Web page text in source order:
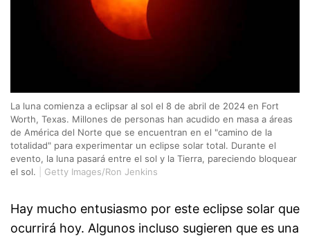
La luna comienza a eclipsar al sol el 8 de abril de 2024 en Fort
Worth, Texas. Millones de personas han acudido en masa a áreas
de América del Norte que se encuentran en el "camino de la
totalidad" para experimentar un eclipse solar total. Durante el
evento, la luna pasará entre el sol y la Tierra, pareciendo bloquear
el sol.
Getty Images/Ron Jenkins
Hay mucho entusiasmo por este eclipse solar que
ocurrirá hoy. Algunos incluso sugieren que es una